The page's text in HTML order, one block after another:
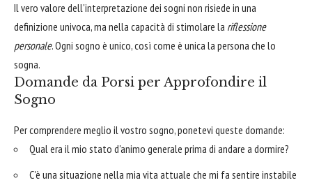
Il vero valore dell'interpretazione dei sogni non risiede in una
definizione univoca, ma nella capacità di stimolare la riflessione
personale. Ogni sogno è unico, così come è unica la persona che lo
sogna.
Domande da Porsi per Approfondire il
Sogno
Per comprendere meglio il vostro sogno, ponetevi queste domande:
Qual era il mio stato d'animo generale prima di andare a dormire?
C'è una situazione nella mia vita attuale che mi fa sentire instabile